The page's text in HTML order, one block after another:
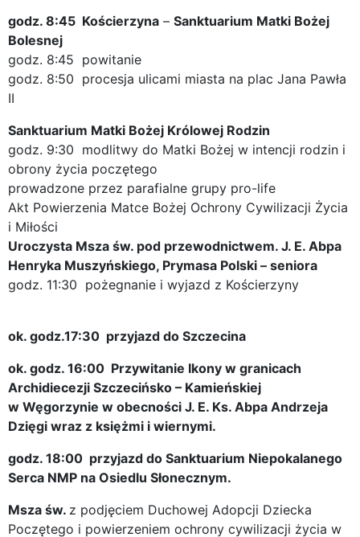
godz. 8:45 Kościerzyna – Sanktuarium Matki Bożej
Bolesnej
godz. 8:45 powitanie
godz. 8:50 procesja ulicami miasta na plac Jana Pawła
II
Sanktuarium Matki Bożej Królowej Rodzin
godz. 9:30 modlitwy do Matki Bożej w intencji rodzin i
obrony życia poczętego
prowadzone przez parafialne grupy pro-life
Akt Powierzenia Matce Bożej Ochrony Cywilizacji Życia
i Miłości
Uroczysta Msza św. pod przewodnictwem. J. E. Abpa
Henryka Muszyńskiego, Prymasa Polski – seniora
godz. 11:30 pożegnanie i wyjazd z Kościerzyny
ok. godz.17:30 przyjazd do Szczecina
ok. godz. 16:00 Przywitanie Ikony w granicach
Archidiecezji Szczecińsko – Kamieńskiej
w Węgorzynie w obecności J. E. Ks. Abpa Andrzeja
Dzięgi wraz z księżmi i wiernymi.
godz. 18:00 przyjazd do Sanktuarium Niepokalanego
Serca NMP na Osiedlu Słonecznym.
Msza św. z podjęciem Duchowej Adopcji Dziecka
Poczętego i powierzeniem ochrony cywilizacji życia w